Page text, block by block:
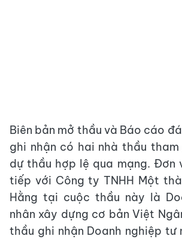
Biên bản mở thầu và Báo cáo
ghi nhận có hai nhà thầu
dự thầu hợp lệ qua mạng. Đơn
tiếp với Công ty TNHH Một
Hằng tại cuộc thầu này là
nhân xây dựng cơ bản Việt
thầu ghi nhận Doanh nghiệp tư